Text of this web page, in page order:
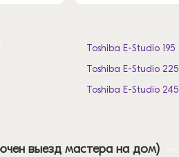
Toshiba E-Studio 195
Toshiba E-Studio 225
Toshiba E-Studio 245
выезд мастера на дом)